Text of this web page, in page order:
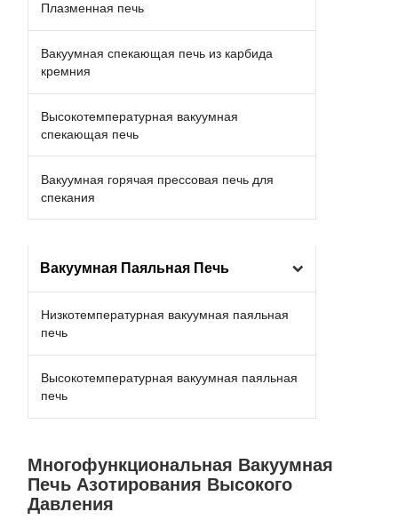
Плазменная печь
Вакуумная спекающая печь из карбида
кремния
Высокотемпературная вакуумная
спекающая печь
Вакуумная горячая прессовая печь для
спекания
Вакуумная Паяльная Печь
Низкотемпературная вакуумная паяльная
печь
Высокотемпературная вакуумная паяльная
печь
Многофункциональная Вакуумная
Печь Азотирования Высокого
Давления